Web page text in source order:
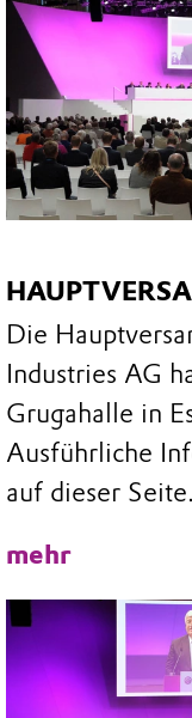
Die
Industries AG
Grugahalle in
Ausführliche
auf dieser Seite.
mehr